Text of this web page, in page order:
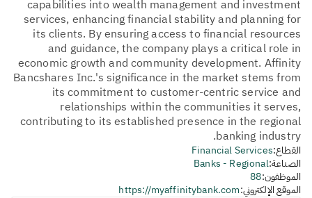
capabilities into wealth management and investment
services, enhancing financial stability and planning for
its clients. By ensuring access to financial resources
and guidance, the company plays a critical role in
economic growth and community development. Affinity
Bancshares Inc.'s significance in the market stems from
its commitment to customer-centric service and
relationships within the communities it serves,
contributing to its established presence in the regional
banking industry.
القطاع:Financial Services
الصناعة:Banks - Regional
الموظفون:88
الموقع الإلكتروني:https://myaffinitybank.com